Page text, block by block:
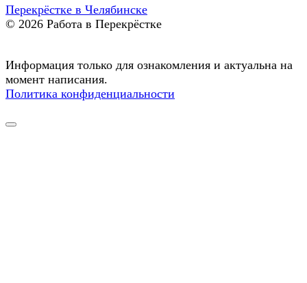
Перекрёстке в Челябинске
© 2026 Работа в Перекрёстке
Информация только для ознакомления и актуальна на
момент написания.
Политика конфиденциальности